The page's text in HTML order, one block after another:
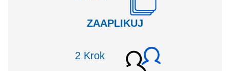
ZAAPLIKUJ
Krok